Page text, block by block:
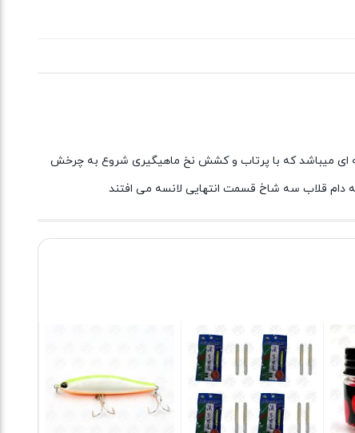
ای میباشد که با پرتاب و کشش نخ ماهیگیری شروع به چرخش
دام قلاب سه شاخ قسمت انتهایی لانسه می افتند